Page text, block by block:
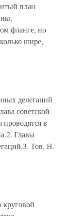
план
фланге, но
шире,
делегаций
советской
в
Главы
Тов. Н.
круговой